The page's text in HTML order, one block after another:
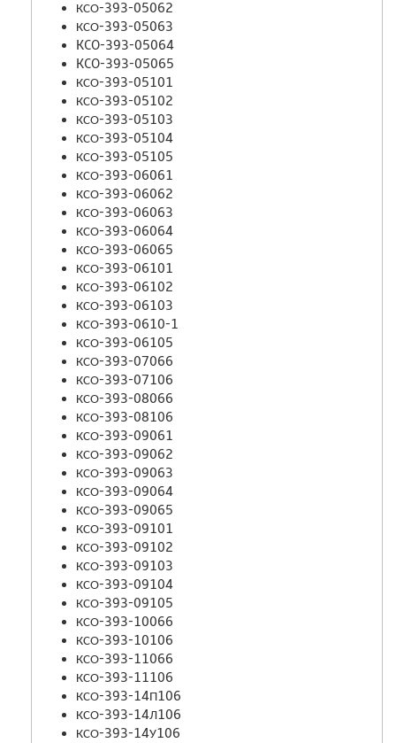
КСО-393-05062
КСО-393-05063
KCO-393-05064
KCO-393-05065
КСО-393-05101
КСО-393-05102
КСО-393-05103
КСО-393-05104
КСО-393-05105
КСО-393-06061
КСО-393-06062
КСО-393-06063
КСО-393-06064
КСО-393-06065
КСО-393-06101
КСО-393-06102
КСО-393-06103
КСО-393-0610-1
КСО-393-06105
КСО-393-07066
КСО-393-07106
КСО-393-08066
КСО-393-08106
КСО-393-09061
КСО-393-09062
КСО-393-09063
КСО-393-09064
КСО-393-09065
КСО-393-09101
КСО-393-09102
КСО-393-09103
КСО-393-09104
КСО-393-09105
КСО-393-10066
КСО-393-10106
КСО-393-11066
КСО-393-11106
КСО-393-14П106
КСО-393-14Л106
КСО-393-14У106